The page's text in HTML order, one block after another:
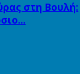
στη Βουλή: